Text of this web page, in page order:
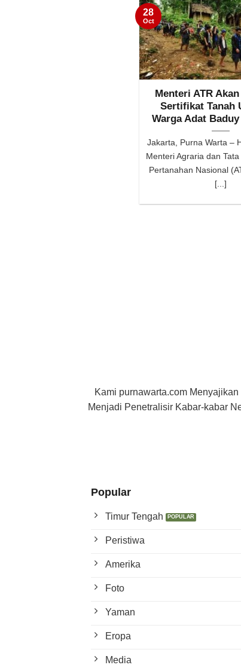
Menteri ATR
Sertifikat Tanah
Warga Adat
Jakarta, Purna Warta –
Menteri Agraria dan
Pertanahan Nasional
[...]
28
Oct
Kami purnawarta.com
Menjadi Penetralisir Kabar-kabar
Popular
Timur Tengah
Peristiwa
Amerika
Foto
Yaman
Eropa
Media